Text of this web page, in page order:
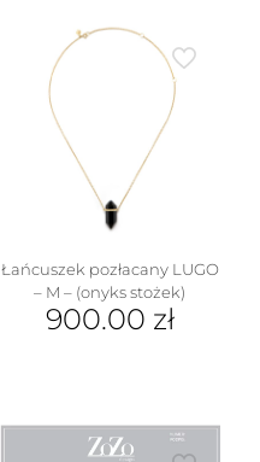
Łańcuszek pozłacany LUGO
– M – (onyks stożek)
900.00 zł
wariantów.